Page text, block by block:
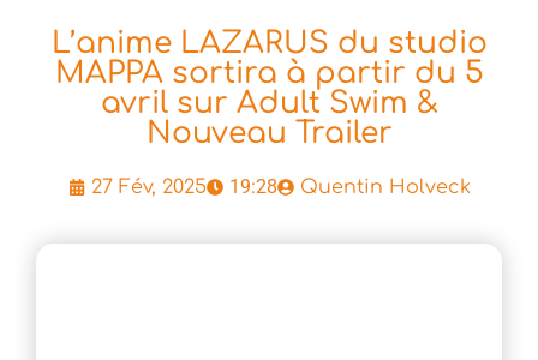
L’anime LAZARUS du studio
MAPPA sortira à partir du 5
avril sur Adult Swim &
Nouveau Trailer
27 Fév, 2025 19:28 Quentin Holveck